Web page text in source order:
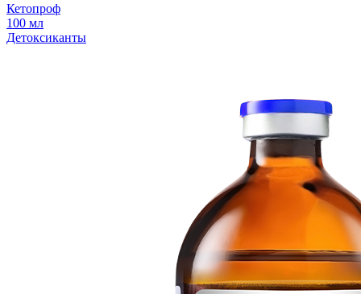
Кетопроф
100 мл
Детоксиканты